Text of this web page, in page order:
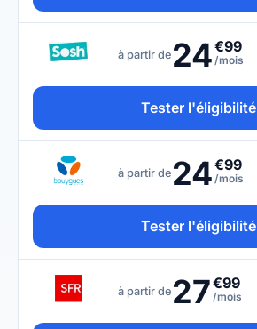
à partir de 24€99
/mois
Tester l'éligibilité
à partir de 24€99
/mois
Tester l'éligibilité
à partir de 27€99
/mois